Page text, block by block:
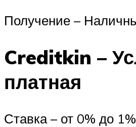
Получение –
Creditkin –
платная
Ставка – от 0% до